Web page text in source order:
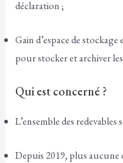
déclaration ;
Gain d’espace de stockage
pour stocker et archiver
Qui est concerné ?
L’ensemble des
Depuis 2019, plus aucune